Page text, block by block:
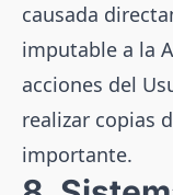
causada
imputable a la
acciones del
realizar copias
importante.